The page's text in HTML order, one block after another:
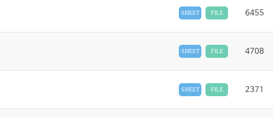
SHEET FILE 6455
SHEET FILE 4708
SHEET FILE 2371